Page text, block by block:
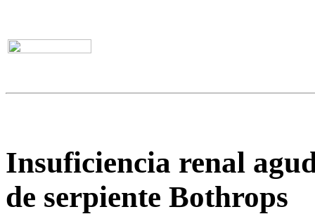
Insuficiencia renal
de serpiente Bothrops